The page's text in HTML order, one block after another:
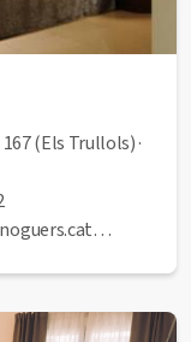
(Els Trullols) ·